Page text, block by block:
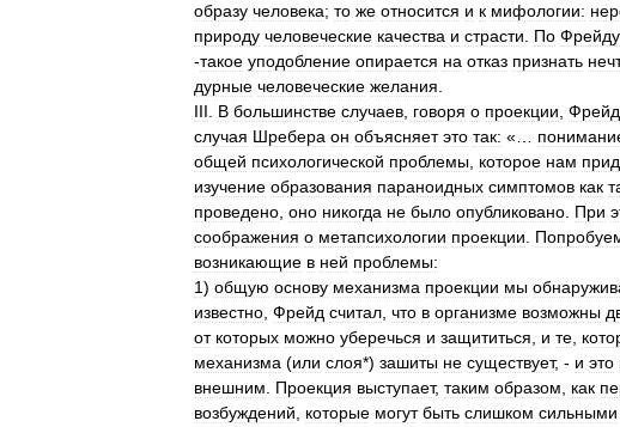
образу человека; то же относится и к мифологии:
природу человеческие качества и страсти По Фрейду
-такое уподобление опирается на отказ признать
дурные человеческие желания
III
В большинстве случаев говоря о проекции Фрейд
случая Шребера он объясняет это так: «…
общей психологической проблемы которое нам
изучение образования параноидных симптомов как
проведено оно никогда не было опубликовано При
соображения о метапсихологии проекции
возникающие в ней проблемы:
1) общую основу механизма проекции мы
известно Фрейд считал что в организме возможны
от которых можно уберечься и защититься и те
механизма (или слоя*) зашиты не существует, - и это
внешним
Проекция выступает, таким образом как
возбуждений
которые могут быть слишком сильными